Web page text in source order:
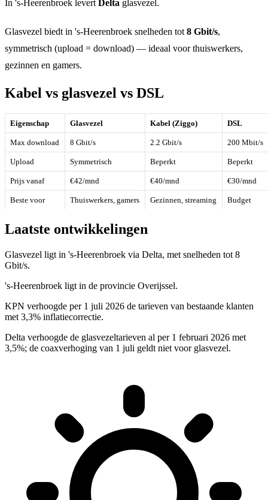
In 's-Heerenbroek levert Delta glasvezel.
Glasvezel biedt in 's-Heerenbroek snelheden tot 8 Gbit/s,
symmetrisch (upload = download) — ideaal voor thuiswerkers,
gezinnen en gamers.
Kabel vs glasvezel vs DSL
Eigenschap Glasvezel Kabel (Ziggo) DSL
Max download 8 Gbit/s 2.2 Gbit/s 200 Mbit/s
Upload Symmetrisch Beperkt Beperkt
Prijs vanaf €42/mnd €40/mnd €30/mnd
Beste voor Thuiswerkers, gamers Gezinnen, streaming Budget
Laatste ontwikkelingen
Glasvezel ligt in 's-Heerenbroek via Delta, met snelheden tot 8
Gbit/s.
's-Heerenbroek ligt in de provincie Overijssel.
KPN verhoogde per 1 juli 2026 de tarieven van bestaande klanten
met 3,3% inflatiecorrectie.
Delta verhoogde de glasvezeltarieven al per 1 februari 2026 met
3,5%; de coaxverhoging van 1 juli geldt niet voor glasvezel.